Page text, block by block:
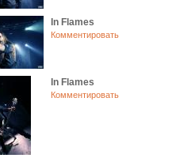
In Flames
Комментировать
In Flames
Комментировать